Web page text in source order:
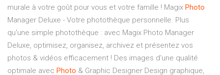
murale à votre goût pour vous et votre famille ! Magix Photo
Manager Deluxe - Votre photothèque personnelle. Plus
qu'une simple photothèque : avec Magix Photo Manager
Deluxe, optimisez, organisez, archivez et présentez vos
photos & vidéos efficacement ! Des images d'une qualité
optimale avec Photo & Graphic Designer Design graphique,